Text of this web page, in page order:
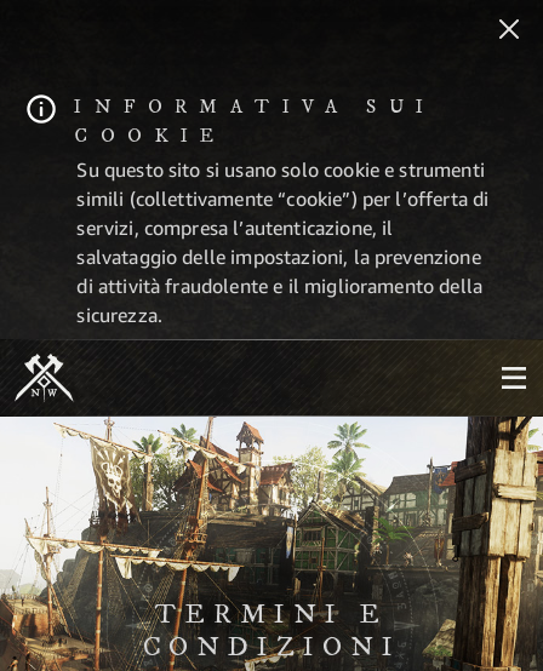
INFORMATIVA SUI
COOKIE
Su questo sito si usano solo cookie e strumenti
simili (collettivamente “cookie”) per l’offerta di
servizi, compresa l’autenticazione, il
salvataggio delle impostazioni, la prevenzione
di attività fraudolente e il miglioramento della
sicurezza.
TERMINI E
CONDIZIONI